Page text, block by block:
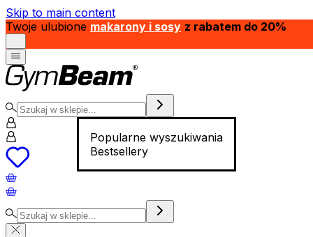
Skip to main content
Twoje ulubione makarony i sosy z rabatem do 20%
Popularne wyszukiwania
Bestsellery